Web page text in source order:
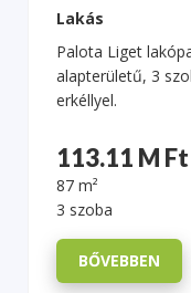
Lakás
Palota Liget
alapterületű, 3
erkéllyel.
113.11 M Ft
87 m²
3 szoba
BŐVEBBEN